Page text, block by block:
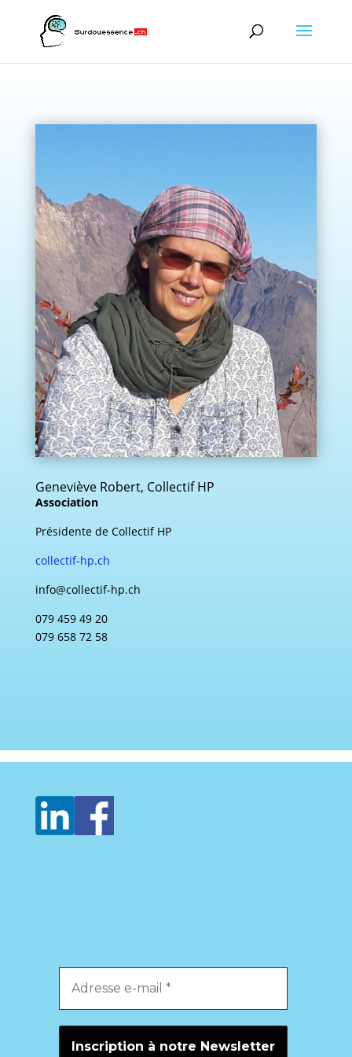
Geneviève Robert, Collectif HP
Association
Présidente de Collectif HP
collectif-hp.ch
info@collectif-hp.ch
079 459 49 20
079 658 72 58